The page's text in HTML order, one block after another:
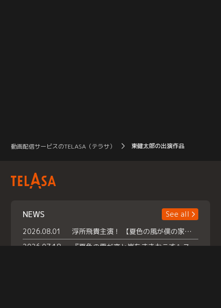
動画配信サービスのTELASA（テラサ） 東健太郎の出演作品
NEWS
See all
2026.08.01
浮所飛貴主演！ 【夏色の風が僕の家にやってきた】 本日よりテラサで独占配信スタート！
2026.07.18
『夏色の雲が恋と嵐をまきおこす』スペシャルメイキング 【Part1】2026年７月18日（土）23時30分～配信スタート！話題のシーンの裏側を大公開！豪華キャスト大集合！ 『武宮家 真夏の家族会議』開催！